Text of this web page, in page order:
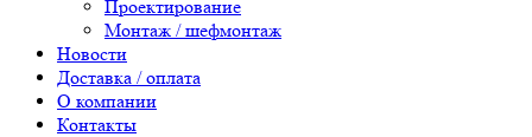
Проектирование
Монтаж / шефмонтаж
Новости
Доставка / оплата
О компании
Контакты